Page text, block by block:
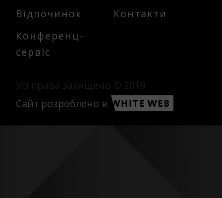
Відпочинок
Конференц-
сервіс
Контакти
Усі права захищено © 2019
Сайт розроблено в